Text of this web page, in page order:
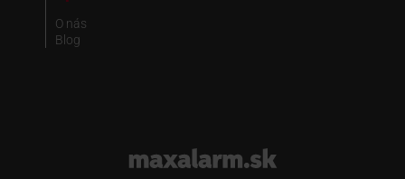
O nás
Blog
www.maxalarm.sk